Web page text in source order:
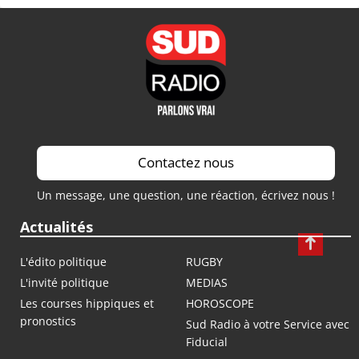
Contactez nous
Un message, une question, une réaction, écrivez nous !
Actualités
L'édito politique
RUGBY
L'invité politique
MEDIAS
Les courses hippiques et
pronostics
HOROSCOPE
Sud Radio à votre Service avec
Fiducial